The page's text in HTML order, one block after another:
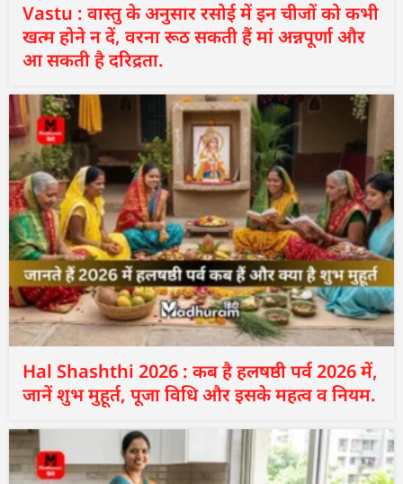
Vastu : वास्तु के अनुसार रसोई में इन चीजों को कभी
खत्म होने न दें, वरना रूठ सकती हैं मां अन्नपूर्णा और
आ सकती है दरिद्रता.
Hal Shashthi 2026 : कब है हलषष्ठी पर्व 2026 में,
जानें शुभ मुहूर्त, पूजा विधि और इसके महत्व व नियम.